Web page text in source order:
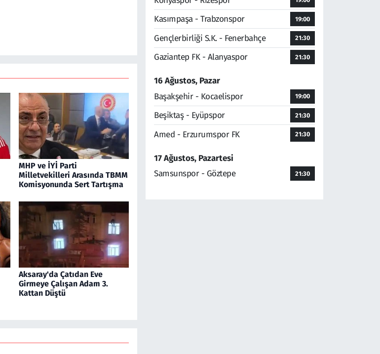
MHP ve İYİ Parti
Milletvekilleri Arasında TBMM
Komisyonunda Sert Tartışma
Aksaray'da Çatıdan Eve
Girmeye Çalışan Adam 3.
Kattan Düştü
Kasımpaşa - Trabzonspor 19:00
Gençlerbirliği S.K. - Fenerbahçe 21:30
Gaziantep FK - Alanyaspor 21:30
16 Ağustos, Pazar
Başakşehir - Kocaelispor
19:00
Beşiktaş - Eyüpspor 21:30
Amed - Erzurumspor FK 21:30
17 Ağustos, Pazartesi
Samsunspor - Göztepe
21:30